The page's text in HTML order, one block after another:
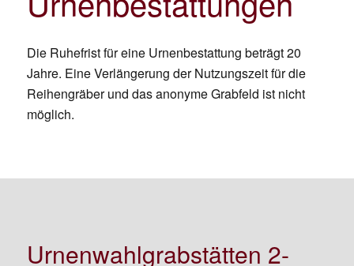
Die Ruhefrist für eine Urnenbestattung beträgt 20
Jahre. Eine Verlängerung der Nutzungszeit für die
Reihengräber und das anonyme Grabfeld ist nicht
möglich.
Urnenwahlgrabstätten 2-